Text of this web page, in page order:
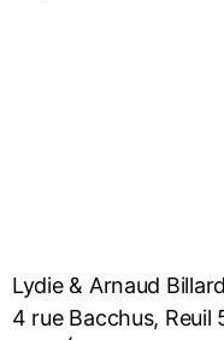
Lydie & Arnaud Billard
4 rue Bacchus, Reuil